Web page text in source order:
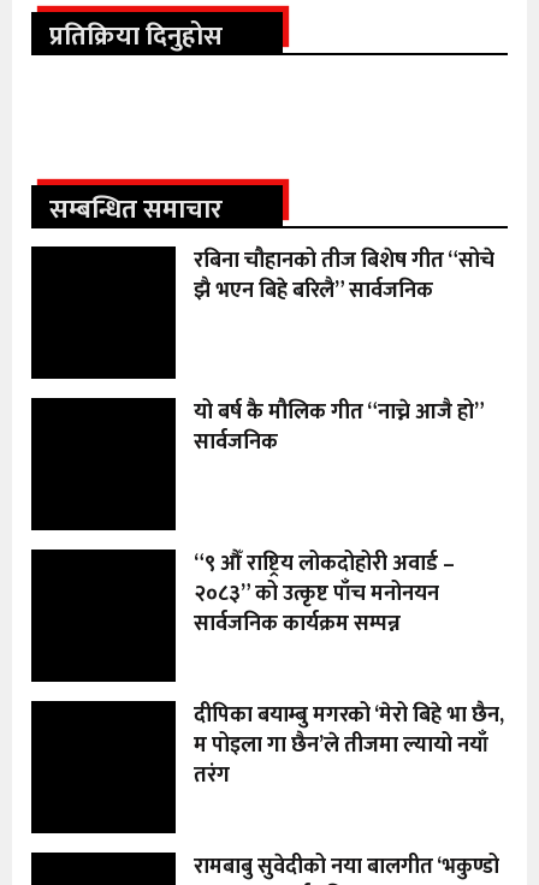
प्रतिक्रिया दिनुहोस
सम्बन्धित समाचार
रबिना चौहानको तीज बिशेष गीत “सोचे
झै भएन बिहे बरिलै” सार्वजनिक
यो बर्ष कै मौलिक गीत “नाच्ने आजै हो”
सार्वजनिक
“९ औँ राष्ट्रिय लोकदोहोरी अवार्ड –
२०८३” को उत्कृष्ट पाँच मनोनयन
सार्वजनिक कार्यक्रम सम्पन्न
दीपिका बयाम्बु मगरको ‘मेरो बिहे भा छैन,
म पोइला गा छैन’ले तीजमा ल्यायो नयाँ
तरंग
रामबाबु सुवेदीको नया बालगीत ‘भकुण्डो